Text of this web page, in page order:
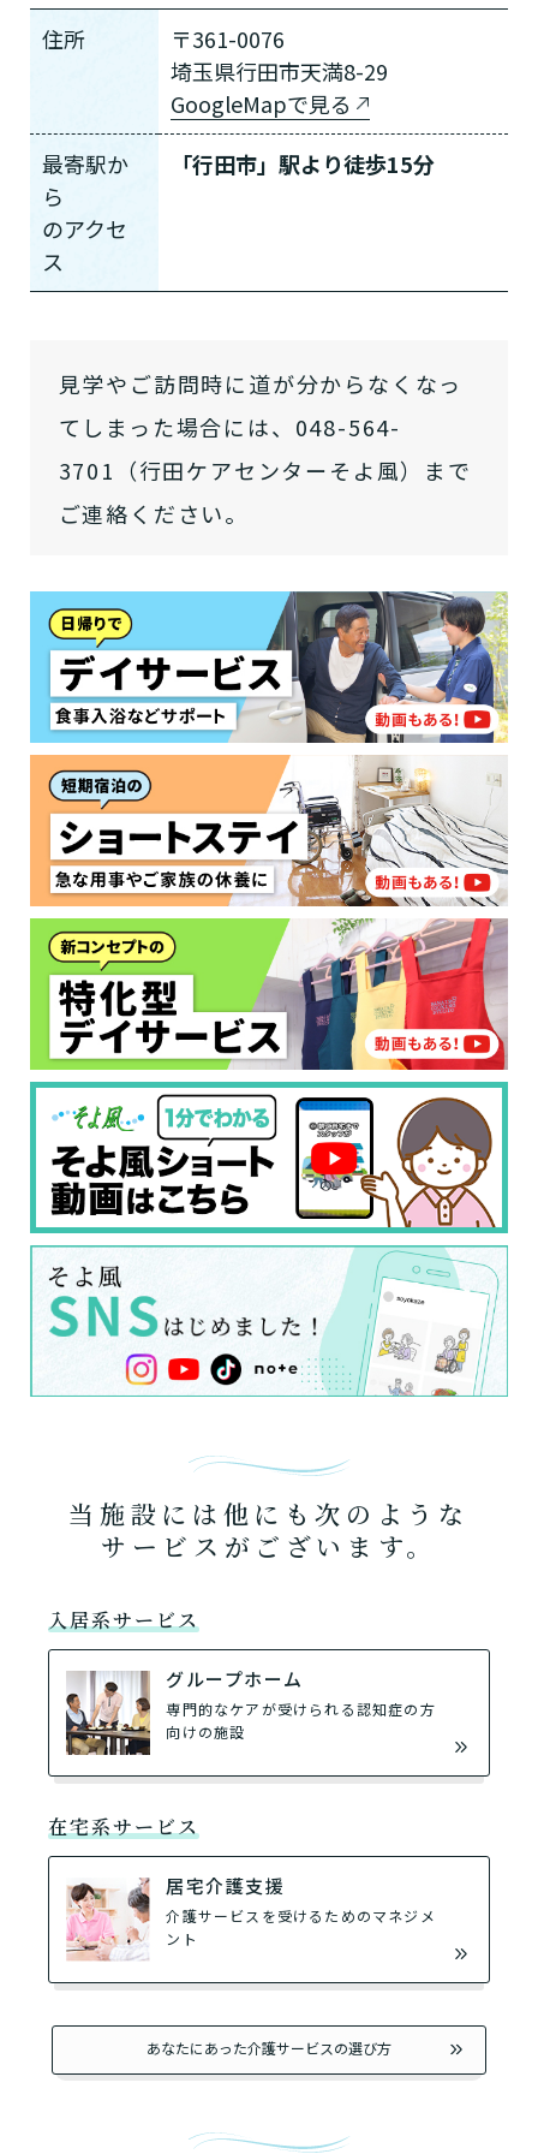
住所
〒361-0076
埼玉県行田市天満8-29
GoogleMapで見る
最寄駅か
ら
のアクセ
ス
「行田市」駅より徒歩15分
見学やご訪問時に道が分からなくなっ
てしまった場合には、048-564-
3701（行田ケアセンターそよ風）まで
ご連絡ください。
当施設には他にも次のような
サービスがございます。
入居系サービス
グループホーム
専門的なケアが受けられる認知症の方
向けの施設
在宅系サービス
居宅介護支援
介護サービスを受けるためのマネジメ
ント
あなたにあった介護サービスの選び方
介護保険サービスは20種類以上あり、それぞれ
用途やご利用目的が違います。
い!」という方は、まずはどんなサービスがあ
で、おすすめの介護保険サービスを紹介しま
す。
診断スタート
けていますか？
いいえ or
非該当(自立)
と判定された
老人ホームなどの施設に移り住みた
いですか？
自宅で生活しながら
使いたい
施設へ移り住みたい
介護などサポートが必要ですか？
必要ない
介護スタッフにご自宅に来てもらい
通いたい
来てもらいたい
りますか？
はい
いいえ
日帰りで使いたい
一時的に宿泊したい
要介護３～５ですか？
要介護１～２
要介護３～５